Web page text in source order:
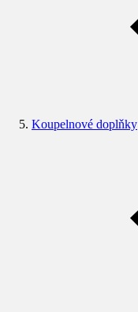
Koupelnové doplňky